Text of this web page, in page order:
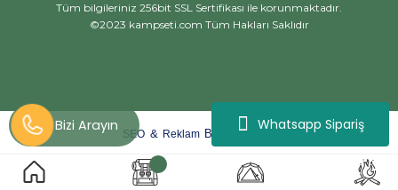
Whatsapp Sipariş
Tüm bilgileriniz 256bit SSL Sertifikası ile korunmaktadır.
©2023 kampseti.com Tüm Hakları Saklıdır
SEO & Reklam By aratify
ideasoft e-